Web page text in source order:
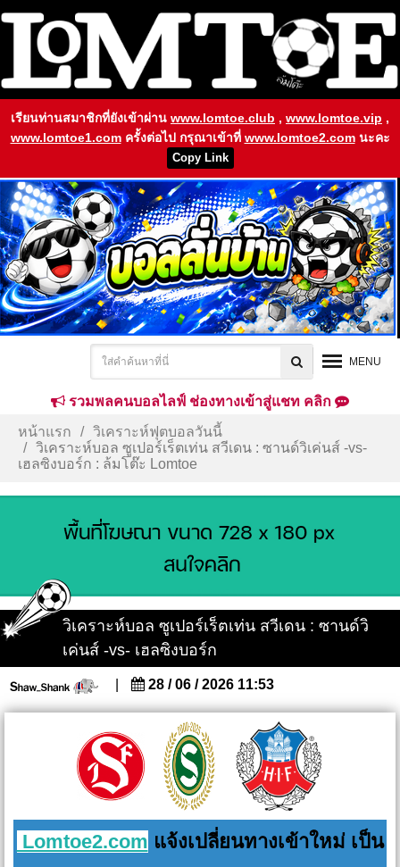
เรียนท่านสมาชิกที่ยังเข้าผ่าน www.lomtoe.club , www.lomtoe.vip ,
www.lomtoe1.com ครั้งต่อไป กรุณาเข้าที่ www.lomtoe2.comนะคะ
Copy Link
MENU
รวมพลคนบอลไลฟ์ ช่องทางเข้าสู่แชท คลิก
หน้าแรก
วิเคราะห์ฟุตบอลวันนี้
วิเคราะห์บอล ซูเปอร์เร็ตเท่น สวีเดน : ซานด์วิเค่นส์ -vs-
เฮลซิงบอร์ก : ล้มโต๊ะ Lomtoe
วิเคราะห์บอล ซูเปอร์เร็ตเท่น สวีเดน : ซานด์วิ
เค่นส์ -vs- เฮลซิงบอร์ก
28 / 06 / 2026 11:53
Lomtoe2.com แจ้งเปลี่ยนทางเข้าใหม่ เป็น